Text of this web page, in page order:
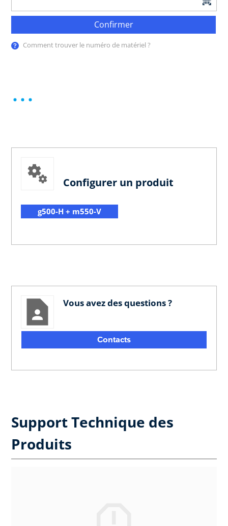
Confirmer
Comment trouver le numéro de matériel ?
Configurer un produit
g500-H + m550-V
Vous avez des questions ?
Contacts
Support Technique des
Produits